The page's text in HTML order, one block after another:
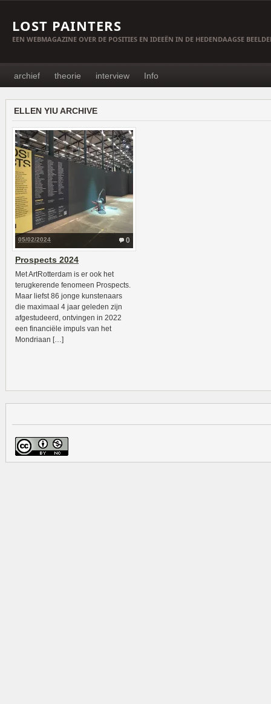
LOST PAINTERS
EEN WEBMAGAZINE OVER DE POSITIES EN IDEEËN IN DE HEDENDAAGSE
archief theorie interview Info
ELLEN YIU ARCHIVE
0
05/02/2024
Prospects 2024
Met ArtRotterdam is er ook het
terugkerende fenomeen Prospects.
Maar liefst 86 jonge kunstenaars
die maximaal 4 jaar geleden zijn
afgestudeerd, ontvingen in 2022
een financiële impuls van het
Mondriaan […]